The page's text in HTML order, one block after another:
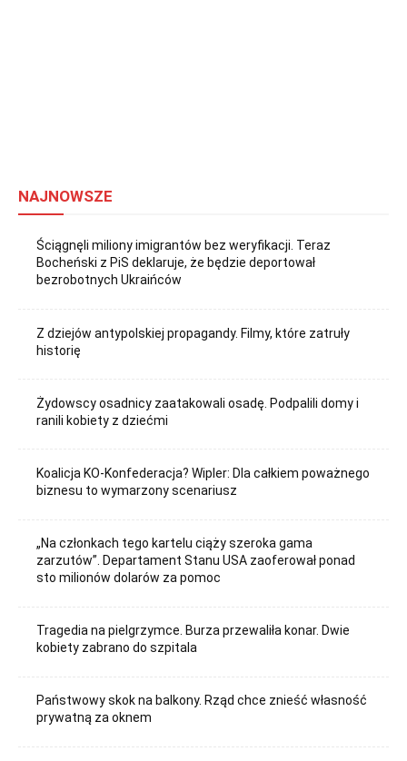
NAJNOWSZE
Ściągnęli miliony imigrantów bez weryfikacji. Teraz
Bocheński z PiS deklaruje, że będzie deportował
bezrobotnych Ukraińców
Z dziejów antypolskiej propagandy. Filmy, które zatruły
historię
Żydowscy osadnicy zaatakowali osadę. Podpalili domy i
ranili kobiety z dziećmi
Koalicja KO-Konfederacja? Wipler: Dla całkiem poważnego
biznesu to wymarzony scenariusz
„Na członkach tego kartelu ciąży szeroka gama
zarzutów”. Departament Stanu USA zaoferował ponad
sto milionów dolarów za pomoc
Tragedia na pielgrzymce. Burza przewaliła konar. Dwie
kobiety zabrano do szpitala
Państwowy skok na balkony. Rząd chce znieść własność
prywatną za oknem